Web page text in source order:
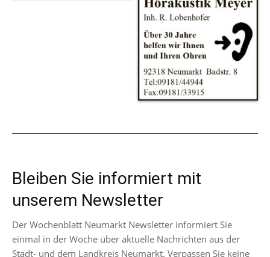
Bleiben Sie informiert mit
unserem Newsletter
Der Wochenblatt Neumarkt Newsletter informiert Sie
einmal in der Woche über aktuelle Nachrichten aus der
Stadt- und dem Landkreis Neumarkt. Verpassen Sie keine